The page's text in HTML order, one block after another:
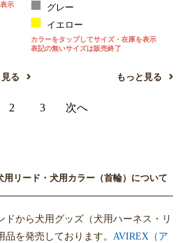
示
る
グレー
イエロー
カラーをタップしてサイズ・在庫を表示
表記の無いサイズは販売終了
もっと見る
2 3 次へ
リード・犬用カラー（首輪）について
ドから犬用グッズ（犬用ハーネス・リ
を発売しております。 AVIREX（ア